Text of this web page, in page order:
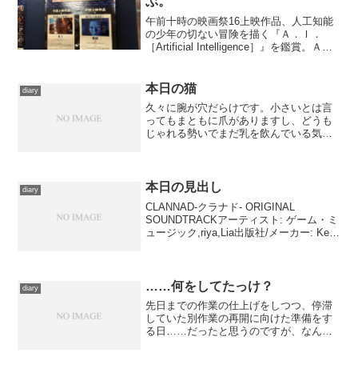
午前十時の映画祭16上映作品、人工知能
の少年の切ない冒険を描く『Ａ．Ｉ．
［Artificial Intelligence］』を鑑賞。ＡＩ
diary 本日の猫
久々に腕が穴だらけです。小さいとは言
ってもまともに爪がありますし、どうも
じゃれる勢いでまだ乳を飲んでいる気分
ですが、遊び方にも次第に...
diary 本日の見出し
CLANNAD-クラナド- ORIGINAL
SOUNDTRACKアーティスト: ゲーム・ミ
ュージック,riya,Lia出版社/メーカー: Key
diary ……何をしてたっけ？
先日までの作業の仕上げをしつつ、停滞
していた別作業の再開に向けた準備をす
る日……だったと思うのですが、なんだ